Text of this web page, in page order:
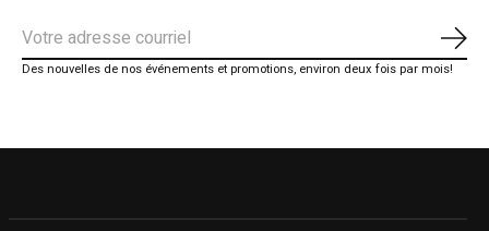
Des nouvelles de nos événements et promotions, environ deux fois par mois!